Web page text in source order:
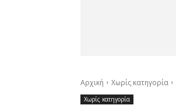
Αρχική Χωρίς κατηγορία
Χωρίς κατηγορία